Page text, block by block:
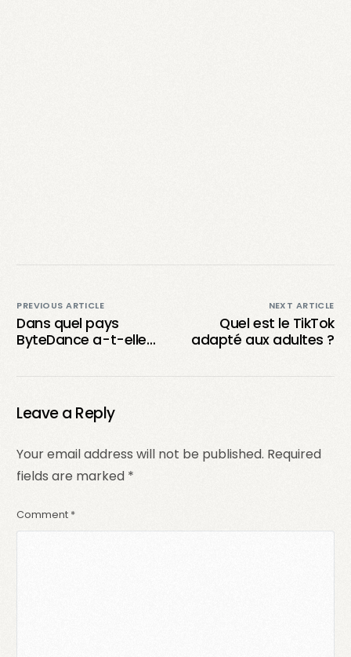
PREVIOUS ARTICLE
Dans quel pays
ByteDance a-t-elle
NEXT ARTICLE
Quel est le TikTok
adapté aux adultes ?
Leave a Reply
Your email address will not be published. Required
fields are marked *
Comment *